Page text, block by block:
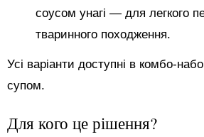
соусом унагі — для легкого
тваринного походження.
Усі варіанти доступні в комбо-
супом.
Для кого це рішення?